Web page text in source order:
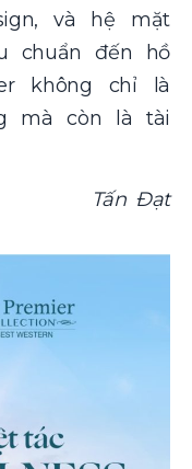
và hệ mặt
chuẩn đến hồ
không chỉ là
mà còn là tài
Tấn Đạt